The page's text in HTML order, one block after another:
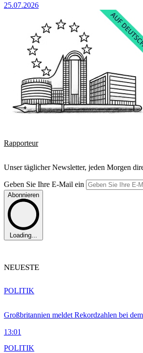
25.07.2026
Rapporteur
Unser täglicher Newsletter, jeden Morgen
Geben Sie Ihre E-Mail ein
Abonnieren
Loading...
NEUESTE
Großbritannien meldet Rekordzahlen bei
13:01
POLITIK
POLITIK